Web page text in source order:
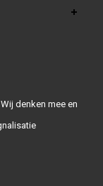
denken mee en